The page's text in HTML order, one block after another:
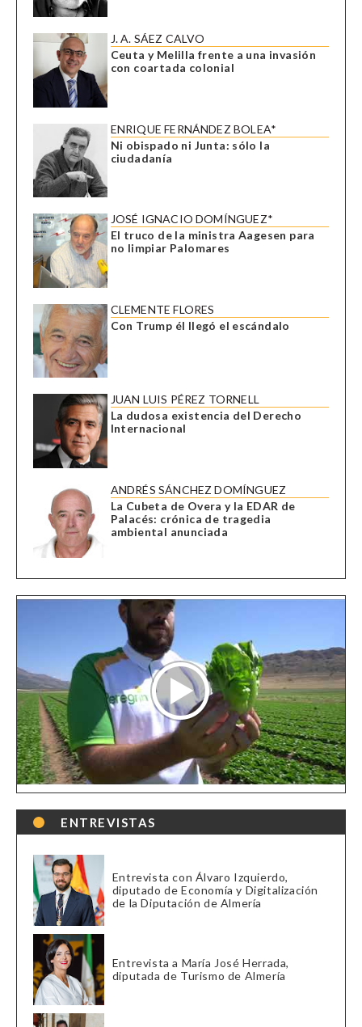
J. A. SÁEZ CALVO
Ceuta y Melilla frente a una invasión
con coartada colonial
ENRIQUE FERNÁNDEZ BOLEA*
Ni obispado ni Junta: sólo la
ciudadanía
JOSÉ IGNACIO DOMÍNGUEZ*
El truco de la ministra Aagesen para
no limpiar Palomares
CLEMENTE FLORES
Con Trump él llegó el escándalo
JUAN LUIS PÉREZ TORNELL
La dudosa existencia del Derecho
Internacional
ANDRÉS SÁNCHEZ DOMÍNGUEZ
La Cubeta de Overa y la EDAR de
Palacés: crónica de tragedia
ambiental anunciada
ENTREVISTAS
Entrevista con Álvaro Izquierdo,
diputado de Economía y Digitalización
de la Diputación de Almería
Entrevista a María José Herrada,
diputada de Turismo de Almería